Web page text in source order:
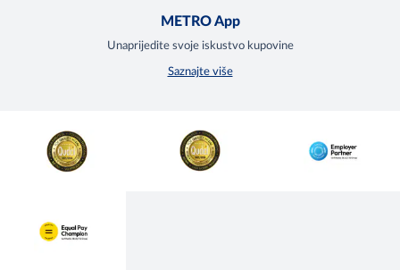
METRO App
Unaprijedite svoje iskustvo kupovine
Saznajte više